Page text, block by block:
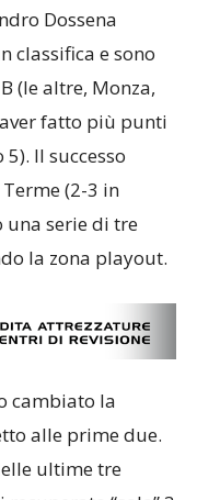
Dossena
classifica e sono
(le altre, Monza,
fatto più punti
Il successo
(2-3 in
serie di tre
la zona playout.
cambiato la
alle prime due.
ultime tre